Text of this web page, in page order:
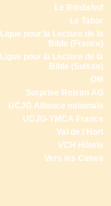
Le Rimlishof
Le Tabor
Ligue pour la Lecture de la
Bible (France)
Ligue pour la Lecture de la
Bible (Suisse)
OM
Surprise Reisen AG
UCJG Alliance nationale
UCJG-YMCA France
Val de l'Hort
VCH Hôtels
Vers les Cimes